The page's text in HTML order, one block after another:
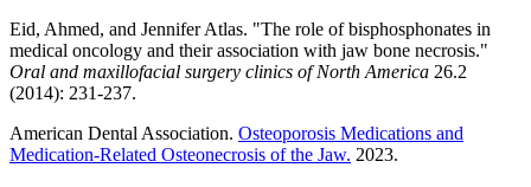
Eid, Ahmed, and Jennifer Atlas. "The role of bisphosphonates in
medical oncology and their association with jaw bone necrosis."
Oral and maxillofacial surgery clinics of North America 26.2
(2014): 231-237.
American Dental Association. Osteoporosis Medications and
Medication-Related Osteonecrosis of the Jaw. 2023.